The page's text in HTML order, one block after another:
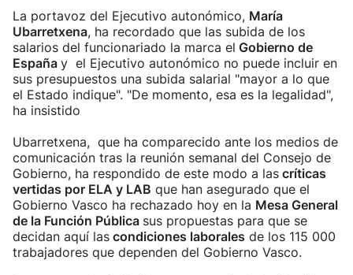
La portavoz del Ejecutivo autonómico, María
Ubarretxena, ha recordado que las subida de los
salarios del funcionariado la marca el Gobierno de
España y el Ejecutivo autonómico no puede incluir en
sus presupuestos una subida salarial "mayor a lo que
el Estado indique". "De momento, esa es la legalidad",
ha insistido
Ubarretxena, que ha comparecido ante los medios de
comunicación tras la reunión semanal del Consejo de
Gobierno, ha respondido de este modo a las críticas
vertidas por ELA y LAB que han asegurado que el
Gobierno Vasco ha rechazado hoy en la Mesa General
de la Función Pública sus propuestas para que se
decidan aquí las condiciones laborales de los 115 000
trabajadores que dependen del Gobierno Vasco.